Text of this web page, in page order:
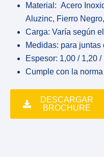
Material: Acero
Aluzinc, Fierro
Carga: Varía según
Medidas: para juntas
Espesor: 1,00 / 1,20
Cumple con la
DESCARGAR
BROCHURE